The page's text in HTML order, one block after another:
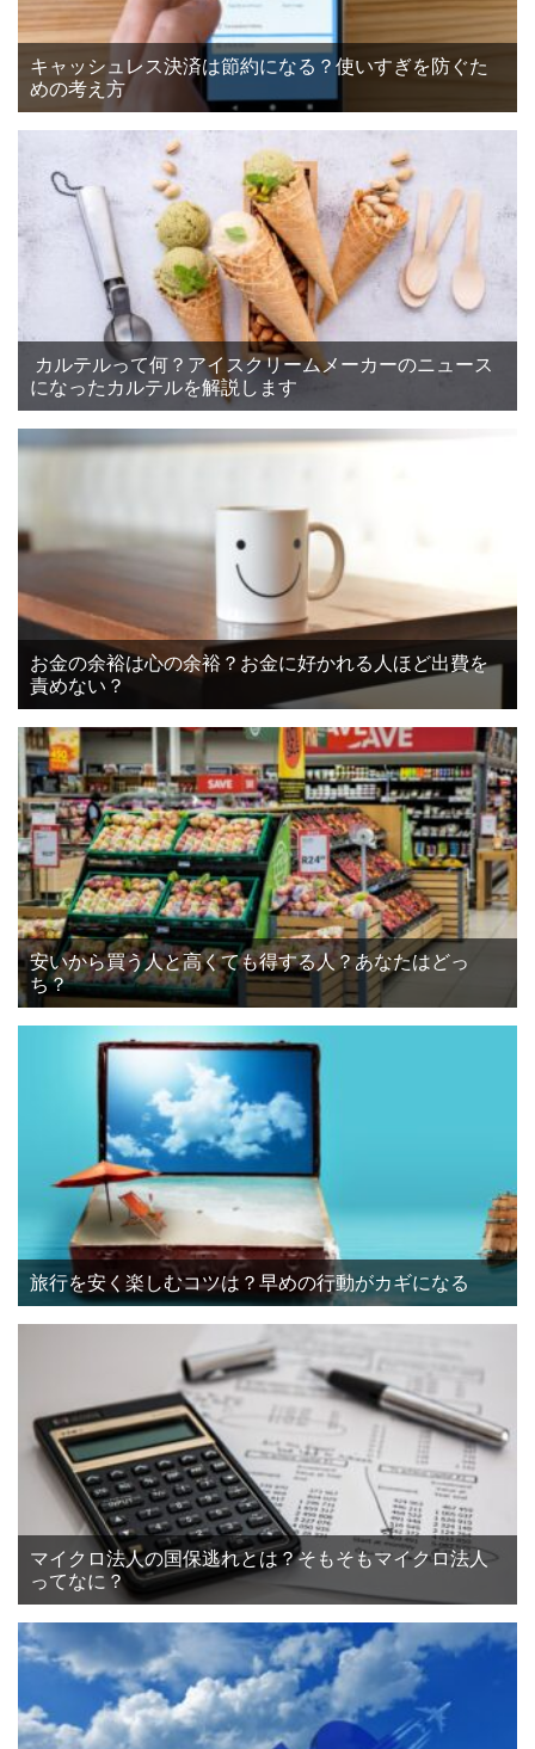
キャッシュレス決済は節約になる？使いすぎを防ぐた
めの考え方
カルテルって何？アイスクリームメーカーのニュース
になったカルテルを解説します
お金の余裕は心の余裕？お金に好かれる人ほど出費を
責めない？
安いから買う人と高くても得する人？あなたはどっ
ち？
旅行を安く楽しむコツは？早めの行動がカギになる
マイクロ法人の国保逃れとは？そもそもマイクロ法人
ってなに？